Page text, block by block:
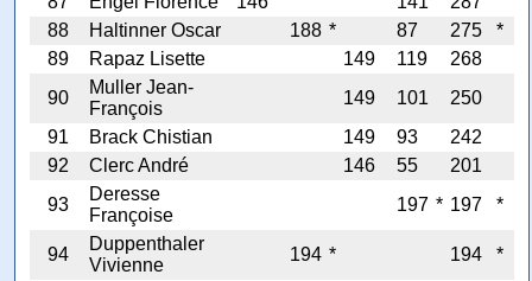
88
Haltinner Oscar 188 * 87 275
*
89
Rapaz Lisette 149 119
268
90
Muller Jean-
François
149 101
250
91
Brack Chistian 149 93
242
92
Clerc André 146 55
201
93
Deresse
Françoise
197 * 197 *
94
Duppenthaler
Vivienne
194 * 194
*